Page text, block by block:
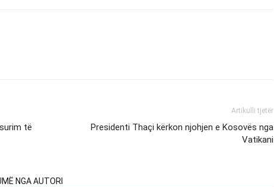
të
Artikulli tjetër
Presidenti Thaçi kërkon njohjen e Kosovës nga
Vatikani
NGA AUTORI